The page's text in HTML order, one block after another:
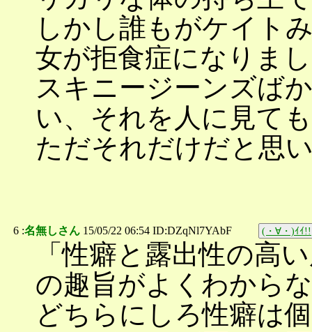
しかし誰もがケイト
女が拒食症になりま
スキニージーンズば
い、それを人に見て
ただそれだけだと思
6 :名無しさん 15/05/22 06:54 ID:DZqNl7YAbF (・∀・)ｲｲ!!
「性癖と露出性の高
の趣旨がよくわから
どちらにしろ性癖は